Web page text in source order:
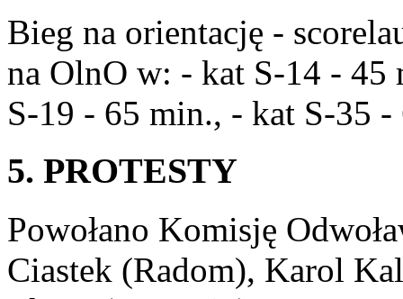
Bieg na orientację -
na OlnO w: - kat S-14 -
S-19 - 65 min., - kat S-35
5. PROTESTY
Powołano Komisję
Ciastek (Radom), Karol